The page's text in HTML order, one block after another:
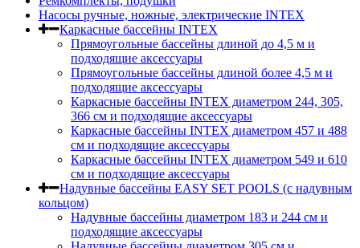
Насосы ручные, ножные, электрические INTEX
Каркасные бассейны INTEX
Прямоугольные бассейны длиной до 4,5 м и
подходящие аксессуары
Прямоугольные бассейны длиной более 4,5 м и
подходящие аксессуары
Каркасные бассейны INTEX диаметром 244, 305,
366 см и подходящие аксессуары
Каркасные бассейны INTEX диаметром 457 и 488
cм и подходящие аксессуары
Каркасные бассейны INTEX диаметром 549 и 610
см и подходящие аксессуары
Надувные бассейны EASY SET POOLS (с надувным
кольцом)
Надувные бассейны диаметром 183 и 244 см и
подходящие аксессуары